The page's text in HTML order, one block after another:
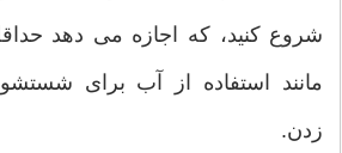
شروع کنید، که اجازه می دهد
مانند استفاده از آب برای
زدن.